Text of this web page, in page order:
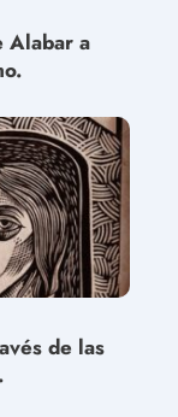
Alabar a
de las